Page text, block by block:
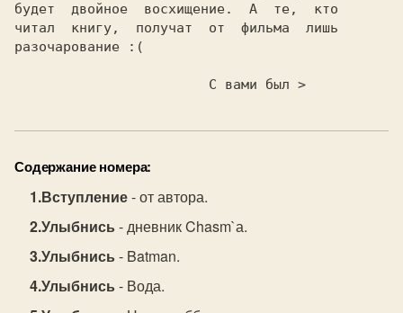
будет  двойное  восхищение.  А  те,  кто
читал  книгу,  получат  от  фильма  лишь
разочарование :(
С вами был >
Содержание номера:
Вступление- от автора.
Улыбнись - дневник Chasm`а.
Улыбнись - Batman.
Улыбнись - Вода.